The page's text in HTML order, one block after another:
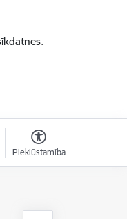
Piekļūstamība